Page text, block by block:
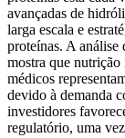
avançadas de
larga escala e
proteínas. A análise
mostra que
médicos
devido à demanda
investidores
regulatório, uma